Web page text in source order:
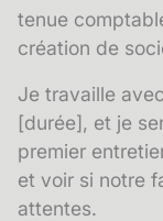
tenue
création de
Je travaille
[durée], et je
premier
et voir si notre
attentes.